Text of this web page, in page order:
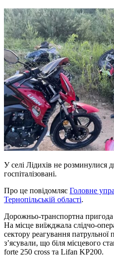
У селі Лідихів не розминулися
госпіталізовані.
Про це повідомляє Головне
Тернопільській області.
Дорожньо-транспортна
На місце виїжджала слідчо-
сектору реагування патрульної
з’ясували, що біля місцевого
forte 250 cross та Lifan KP200.